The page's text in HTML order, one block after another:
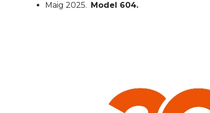
Maig 2025. Model 604.